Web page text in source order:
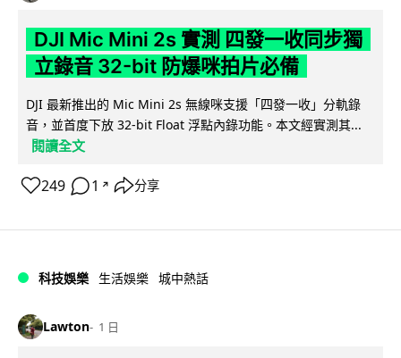
DJI Mic Mini 2s 實測 四發一收同步獨
立錄音 32-bit 防爆咪拍片必備
DJI 最新推出的 Mic Mini 2s 無線咪支援「四發一收」分軌錄
音，並首度下放 32-bit Float 浮點內錄功能。本文經實測其...
閱讀全文
249 1 ↗ 分享
科技娛樂 生活娛樂 城中熱話
Lawton 1 日